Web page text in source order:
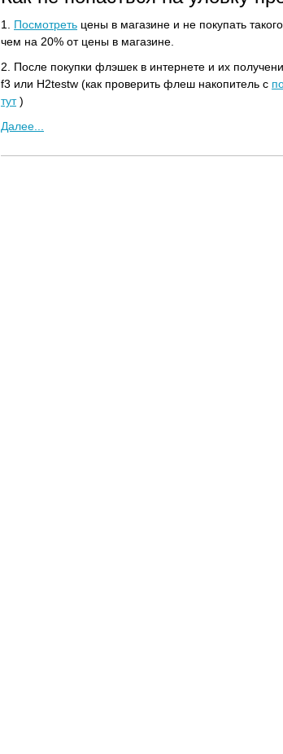
1. Посмотреть цены в магазине и не покупать
чем на 20% от цены в магазине.
2. После покупки флэшек в интернете и их
f3 или H2testw (как проверить флеш накопитель с
тут)
Далее...